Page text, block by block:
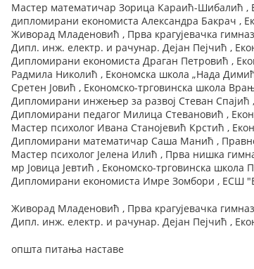
Мастер математичар Зорица Караић-Шибалић ,
дипломирани економиста Александра Бакрач ,
Живорад Младеновић , Прва крагујевачка
Дипл. инж. електр. и рачунар. Дејан Пејчић ,
Дипломирани економиста Драган Петровић ,
Радмила Николић , Економска школа „Нада
Сретен Јовић , Економско-трговинска школа
Дипломирани инжењер за развој Стеван Спајић
Дипломирани педагог Милица Стевановић ,
Мастер психолог Ивана Станојевић Крстић ,
Дипломирани математичар Саша Манић ,
Мастер психолог Јелена Илић , Прва нишка
мр Јовица Јевтић , Економско-трговинска школа
Дипломирани економиста Имре Зомбори , ЕСШ
Живорад Младеновић , Прва крагујевачка
Дипл. инж. електр. и рачунар. Дејан Пејчић ,
општа питања наставе